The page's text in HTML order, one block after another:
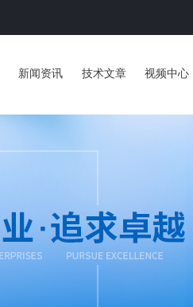
新闻资讯 技术文章 视频中心